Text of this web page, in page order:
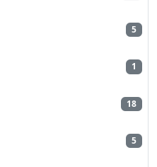
5
1
18
5